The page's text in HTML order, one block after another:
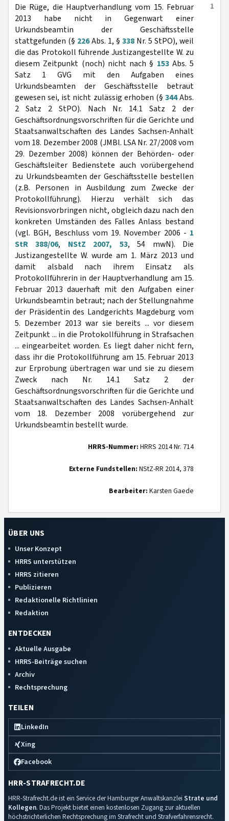
1
Die Rüge, die Hauptverhandlung vom 15. Februar
2013 habe nicht in Gegenwart einer
Urkundsbeamtin der Geschäftsstelle
stattgefunden (§ 226Abs. 1, § 338 Nr. 5 StPO), weil
die das Protokoll führende Justizangestellte W. zu
diesem Zeitpunkt (noch) nicht nach § 153Abs. 5
Satz 1 GVG mit den Aufgaben eines
Urkundsbeamten der Geschäftsstelle betraut
gewesen sei, ist nicht zulässig erhoben (§ 344Abs.
2 Satz 2 StPO). Nach Nr. 14.1 Satz 2 der
Geschäftsordnungsvorschriften für die Gerichte und
Staatsanwaltschaften des Landes Sachsen-Anhalt
vom 18. Dezember 2008 (JMBl. LSA Nr. 27/2008 vom
29. Dezember 2008) können der Behörden- oder
Geschäftsleiter Bedienstete auch vorübergehend
zu Urkundsbeamten der Geschäftsstelle bestellen
(z.B. Personen in Ausbildung zum Zwecke der
Protokollführung). Hierzu verhält sich das
Revisionsvorbringen nicht, obgleich dazu nach den
konkreten Umständen des Falles Anlass bestand
(vgl. BGH, Beschluss vom 19. November 2006 - 1
StR 388/06, NStZ 2007, 53, 54 mwN). Die
Justizangestellte W. wurde am 1. März 2013 und
damit alsbald nach ihrem Einsatz als
Protokollführerin in der Hauptverhandlung am 15.
Februar 2013 dauerhaft mit den Aufgaben einer
Urkundsbeamtin betraut; nach der Stellungnahme
der Präsidentin des Landgerichts Magdeburg vom
5. Dezember 2013 war sie bereits ... vor diesem
Zeitpunkt ... in die Protokollführung in Strafsachen
... eingearbeitet worden. Es liegt daher nicht fern,
dass ihr die Protokollführung am 15. Februar 2013
zur Erprobung übertragen war und sie zu diesem
Zweck nach Nr. 14.1 Satz 2 der
Geschäftsordnungsvorschriften für die Gerichte und
Staatsanwaltschaften des Landes Sachsen-Anhalt
vom 18. Dezember 2008 vorübergehend zur
Urkundsbeamtin bestellt wurde.
HRRS-Nummer: HRRS 2014 Nr. 714
Externe Fundstellen: NStZ-RR 2014, 378
Bearbeiter: Karsten Gaede
ÜBER UNS
Unser Konzept
HRRS unterstützen
HRRS zitieren
Publizieren
Redaktionelle Richtlinien
Redaktion
ENTDECKEN
Aktuelle Ausgabe
HRRS-Beiträge suchen
Archiv
Rechtsprechung
TEILEN
LinkedIn
Xing
Facebook
HRR-STRAFRECHT.DE
HRR-Strafrecht.de ist ein Service der Hamburger Anwaltskanzlei Strate und
Kollegen. Das Projekt bietet einen kostenlosen Zugang zur aktuellen
höchstrichterlichen Rechtsprechung im Strafrecht und Strafverfahrensrecht.